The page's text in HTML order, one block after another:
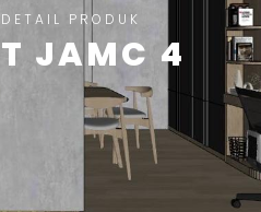
DETAIL PRODUK
JAMC 4